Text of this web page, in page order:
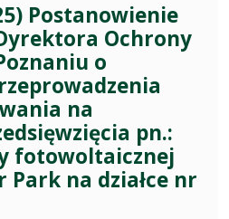
Postanowienie
Ochrony
o
na
pn.:
fotowoltaicznej
Park na działce nr